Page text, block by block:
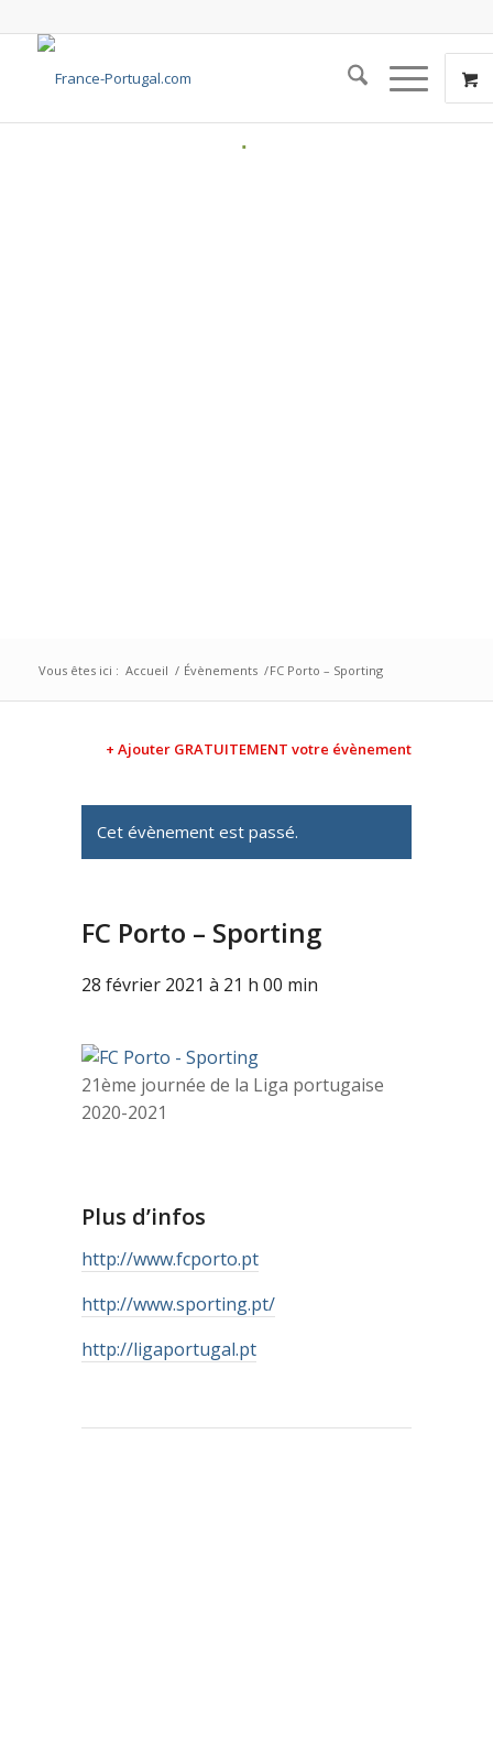
Vous êtes ici : Accueil / Évènements /FC Porto – Sporting
+ Ajouter GRATUITEMENT votre évènement
Cet évènement est passé.
FC Porto – Sporting
28 février 2021 à 21 h 00 min
21ème journée de la Liga portugaise
2020-2021
Plus d’infos
http://www.fcporto.pt
http://www.sporting.pt/
http://ligaportugal.pt